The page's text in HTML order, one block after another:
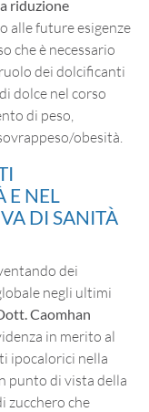
riduzione
alle future esigenze
che è necessario
dei dolcificanti
dolce nel corso
di peso,
obesità.
NEL
DI SANITÀ
dei
negli ultimi
Caomhan
in merito al
ipocalorici nella
punto di vista della
zucchero che